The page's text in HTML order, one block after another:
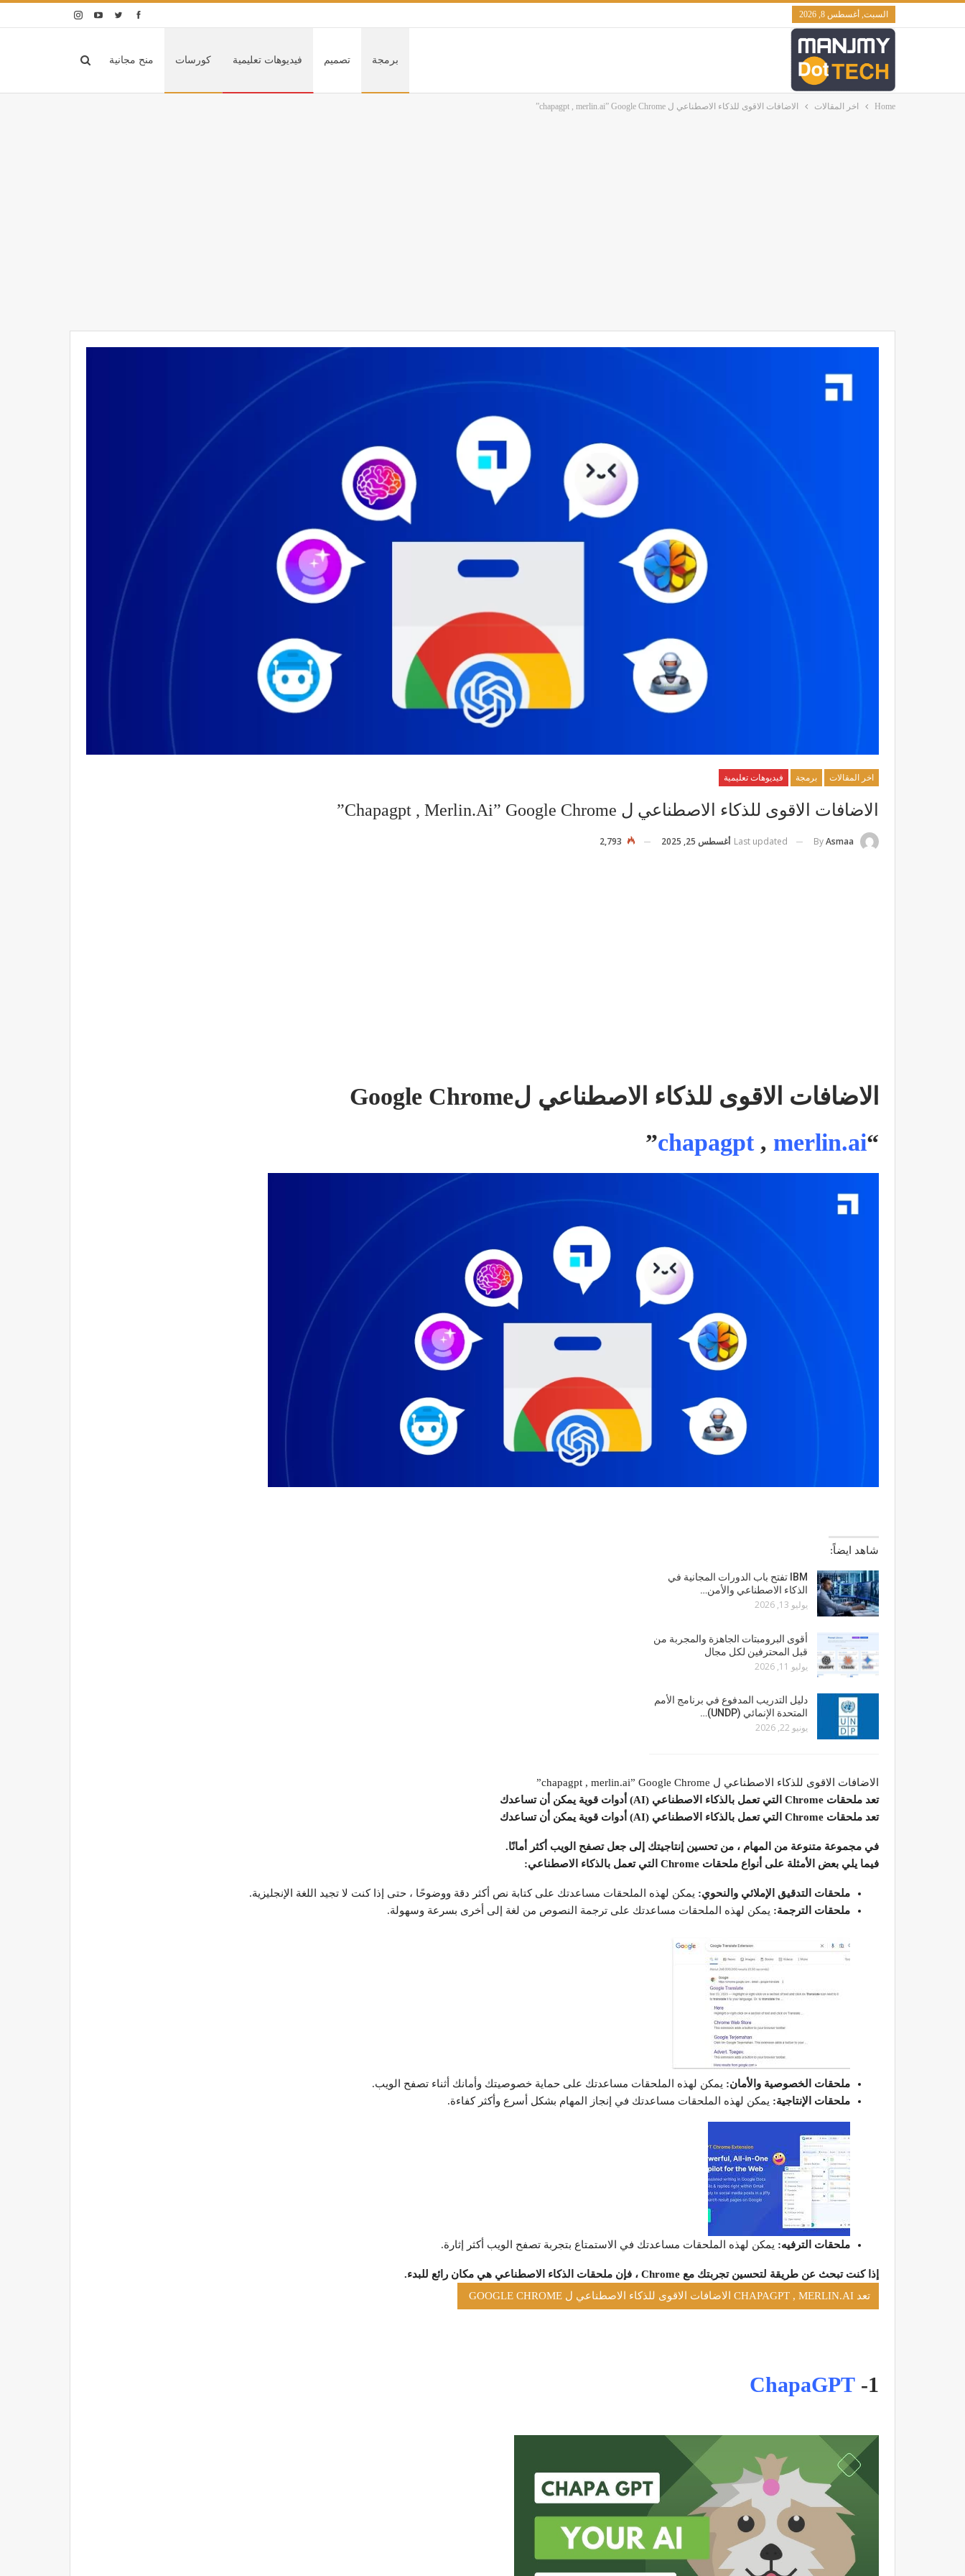
السبت, أغسطس 8, 2026
برمجة تصميم فيديوهات تعليمية كورسات منح مجانية
Home اخر المقالات الاضافات الاقوى للذكاء الاصطناعي ل chapagpt , merlin.ai” Google Chrome”
اخر المقالات برمجة فيديوهات تعليمية
الاضافات الاقوى للذكاء الاصطناعي ل Chapagpt , Merlin.ai” Google Chrome”
ByAsmaa
Last updated أغسطس 25, 2025 2,793
الاضافات الاقوى للذكاء الاصطناعي لGoogle Chrome
“
chapagpt, merlin.ai
”
شاهد ايضاً:
IBM تفتح باب الدورات المجانية في
الذكاء الاصطناعي والأمن…
يوليو 13, 2026
أقوى البرومبتات الجاهزة والمجربة من
قبل المحترفين لكل مجال
يوليو 11, 2026
دليل التدريب المدفوع في برنامج الأمم
المتحدة الإنمائي (UNDP)…
يونيو 22, 2026
الاضافات الاقوى للذكاء الاصطناعي ل chapagpt , merlin.ai” Google Chrome”
تعد ملحقات Chrome التي تعمل بالذكاء الاصطناعي (AI) أدوات قوية يمكن أن تساعدك
تعد ملحقات Chrome التي تعمل بالذكاء الاصطناعي (AI) أدوات قوية يمكن أن تساعدك
في مجموعة متنوعة من المهام ، من تحسين إنتاجيتك إلى جعل تصفح الويب أكثر أمانًا.
فيما يلي بعض الأمثلة على أنواع ملحقات Chrome التي تعمل بالذكاء الاصطناعي:
ملحقات التدقيق الإملائي والنحوي: يمكن لهذه الملحقات مساعدتك على كتابة نص أكثر دقة ووضوحًا ، حتى إذا كنت لا تجيد اللغة الإنجليزية.
ملحقات الترجمة: يمكن لهذه الملحقات مساعدتك على ترجمة النصوص من لغة إلى أخرى بسرعة وسهولة.
ملحقات الخصوصية والأمان: يمكن لهذه الملحقات مساعدتك على حماية خصوصيتك وأمانك أثناء تصفح الويب.
ملحقات الإنتاجية: يمكن لهذه الملحقات مساعدتك في إنجاز المهام بشكل أسرع وأكثر كفاءة.
ملحقات الترفيه: يمكن لهذه الملحقات مساعدتك في الاستمتاع بتجربة تصفح الويب أكثر إثارة.
إذا كنت تبحث عن طريقة لتحسين تجربتك مع Chrome ، فإن ملحقات الذكاء الاصطناعي هي مكان رائع للبدء.
تعد CHAPAGPT , MERLIN.AI الاضافات الاقوى للذكاء الاصطناعي ل GOOGLE CHROME
1-
ChapaGPT